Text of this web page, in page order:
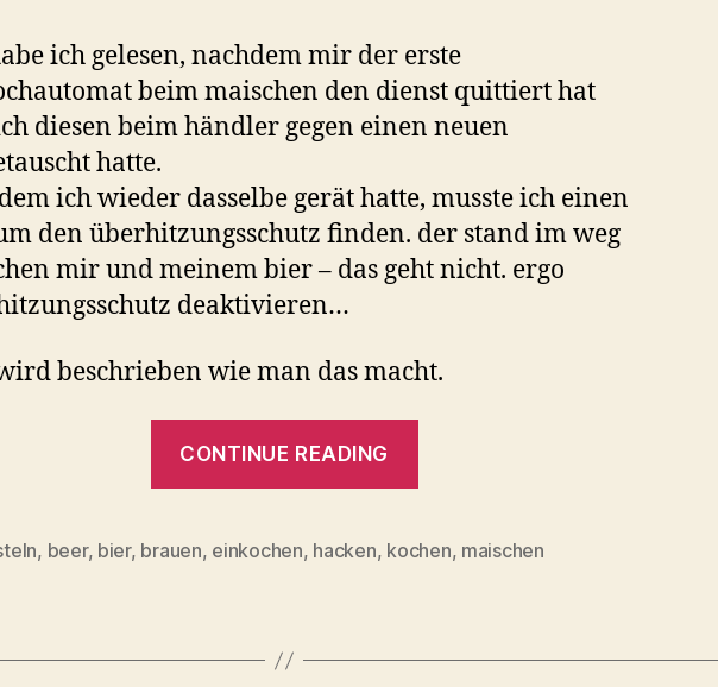
ich gelesen, nachdem mir der erste
beim maischen den dienst quittiert hat
diesen beim händler gegen einen neuen
hatte.
ich wieder dasselbe gerät hatte, musste ich einen
den überhitzungsschutz finden. der stand im weg
mir und meinem bier – das geht nicht. ergo
deaktivieren…
beschrieben wie man das macht.
CONTINUE READING
3653…”
, beer, bier, brauen, einkochen, hacken, kochen, maischen